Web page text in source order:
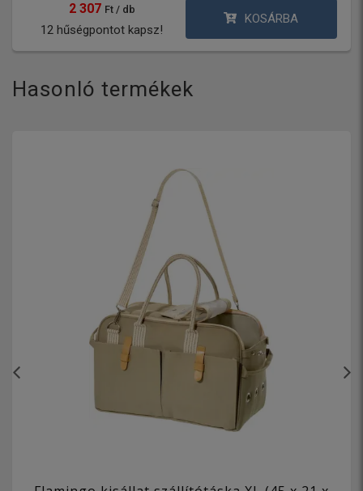
2 307 Ft / db
12 hűségpontot kapsz!
KOSÁRBA
Hasonló termékek